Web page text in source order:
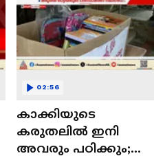
കാക്കിയുടെ
കരുതലില്‍ ഇനി
അവരും പഠിക്കും;
02:56